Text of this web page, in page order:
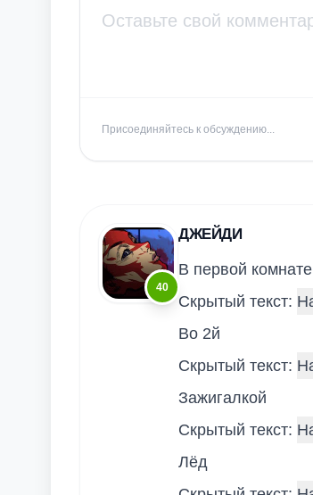
Присоединяйтесь к обсуждению...
40
ДЖЕЙДИ
В первой комнате
Скрытый текст:
Во 2й
Скрытый текст:
Зажигалкой
Скрытый текст:
Лёд